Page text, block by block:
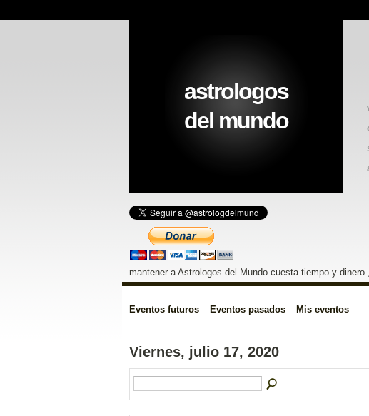
astrologos
del mundo
mantener a Astrologos del Mundo cuesta tiempo y
Eventos futuros Eventos pasados Mis eventos
Viernes, julio 17, 2020